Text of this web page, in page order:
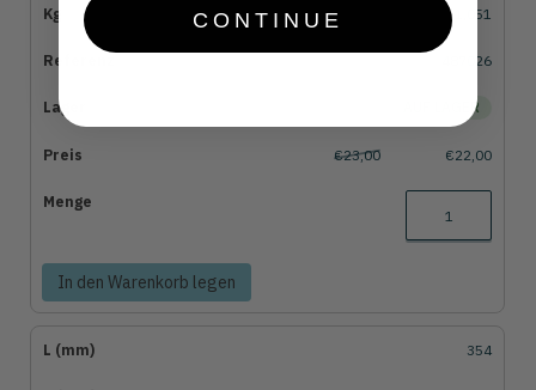
1,051
487026
AUF LAGER
€23,00 €22,00
In den Warenkorb legen
354
CONTINUE